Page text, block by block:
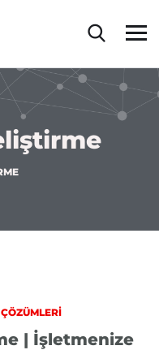
| İşletmenize